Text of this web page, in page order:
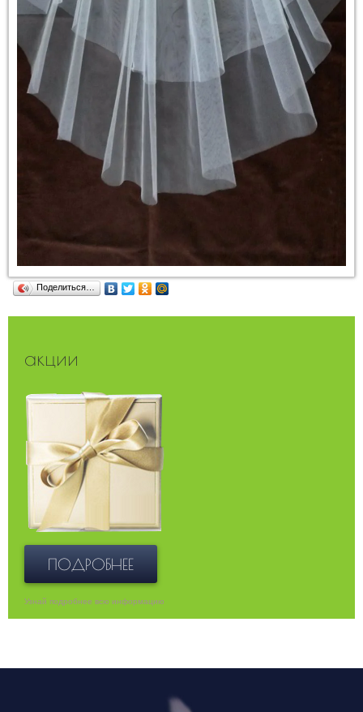
Поделиться…
акции
ПОДРОБНЕЕ
Узнай подробнее всю информацию